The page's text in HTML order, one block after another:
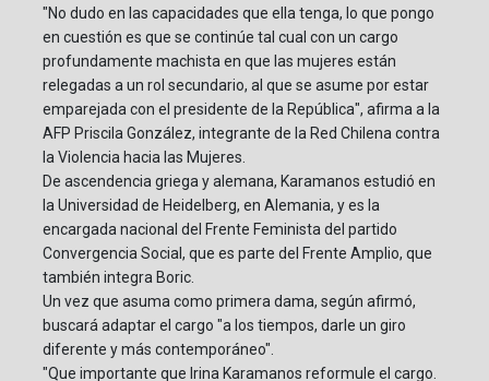
"No dudo en las capacidades que ella tenga, lo que pongo
en cuestión es que se continúe tal cual con un cargo
profundamente machista en que las mujeres están
relegadas a un rol secundario, al que se asume por estar
emparejada con el presidente de la República", afirma a la
AFP Priscila González, integrante de la Red Chilena contra
la Violencia hacia las Mujeres.
De ascendencia griega y alemana, Karamanos estudió en
la Universidad de Heidelberg, en Alemania, y es la
encargada nacional del Frente Feminista del partido
Convergencia Social, que es parte del Frente Amplio, que
también integra Boric.
Un vez que asuma como primera dama, según afirmó,
buscará adaptar el cargo "a los tiempos, darle un giro
diferente y más contemporáneo".
"Que importante que Irina Karamanos reformule el cargo.